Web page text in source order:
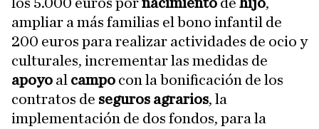
ampliar a más familias el bono infantil de
200 euros para realizar actividades de ocio y
culturales, incrementar las medidas de
apoyo al campo con la bonificación de los
contratos de seguros agrarios, la
implementación de dos fondos, para la